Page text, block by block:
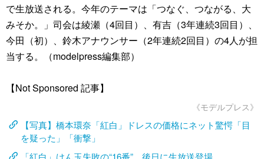
で生放送される。今年のテーマは「つなぐ、つながる、大
みそか。」司会は綾瀬（4回目）、有吉（3年連続3回目）、
今田（初）、鈴木アナウンサー（2年連続2回目）の4人が担
当する。（modelpress編集部）
【Not Sponsored 記事】
《モデルプレス》
【写真】橋本環奈「紅白」ドレスの価格にネット驚愕「目
を疑った」「衝撃」
「紅白」けん玉失敗の“16番”、後日に生放送登場